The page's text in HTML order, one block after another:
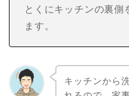
とくにキッチンの裏側
ます。
キッチンから